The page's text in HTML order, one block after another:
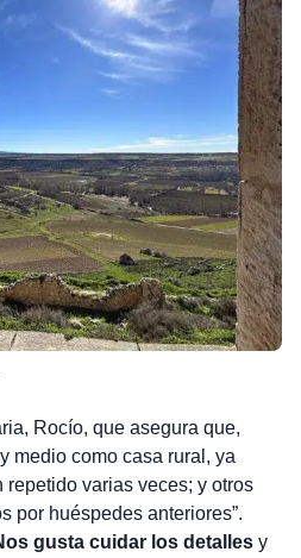
Rocío, que asegura que,
medio como casa rural, ya
varias veces; y otros
por huéspedes anteriores”.
gusta cuidar los detallesy